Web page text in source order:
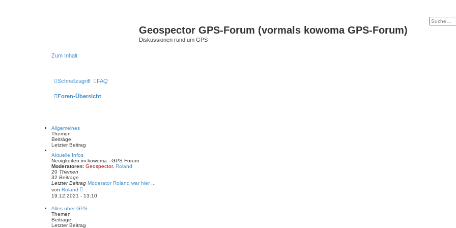
Geospector GPS-Forum (vormals kowoma GPS-Forum)
Diskussionen rund um GPS
Zum Inhalt
Schnellzugriff FAQ
Foren-Übersicht
Allgemeines
Themen
Beiträge
Letzter Beitrag
Aktuelle Infos
Neuigkeiten im kowoma - GPS Forum
Moderatoren: Geospector, Roland
20 Themen
32 Beiträge
Letzter Beitrag Moderator Roland war hier ...
von Roland
e
u
s
19.12.2021 - 13:10
Alles über GPS
Themen
Beiträge
Letzter Beitrag